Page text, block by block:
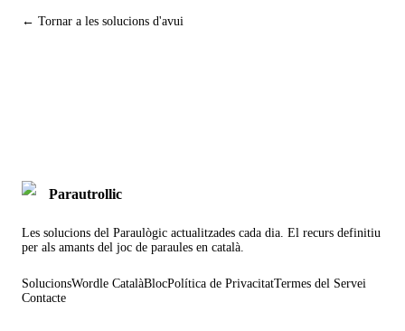
← Tornar a les solucions d'avui
Parautrollic
Les solucions del Paraulògic actualitzades cada dia. El recurs definitiu
per als amants del joc de paraules en català.
SolucionsWordle CatalàBlocPolítica de PrivacitatTermes del Servei
Contacte